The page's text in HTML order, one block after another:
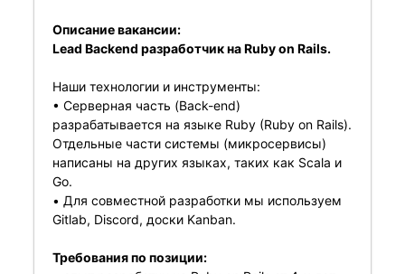
Описание вакансии:
Lead Backend разработчик на Ruby on Rails.
Наши технологии и инструменты:
• Серверная часть (Back-end)
разрабатывается на языке Ruby (Ruby on Rails).
Отдельные части системы (микросервисы)
написаны на других языках, таких как Scala и
Go.
• Для совместной разработки мы используем
Gitlab, Discord, доски Kanban.
Требования по позиции: